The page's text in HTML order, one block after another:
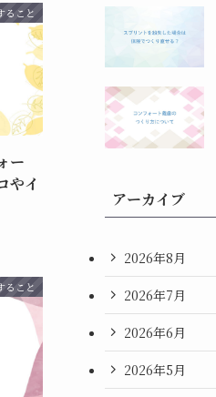
ること
ー
やイ
ること
アーカイブ
2026年8月
2026年7月
2026年6月
2026年5月